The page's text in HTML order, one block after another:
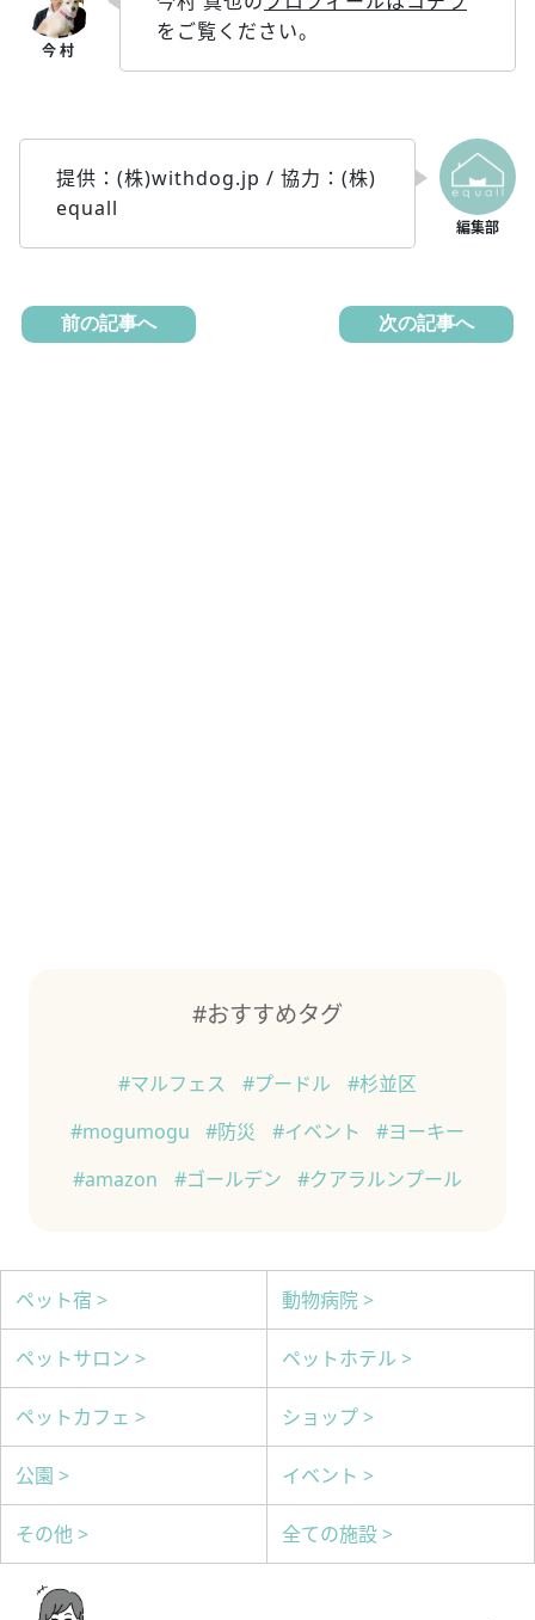
をご覧ください。
提供：(株)withdog.jp / 協力：(株)
equall
前の記事へ 次の記事へ
#おすすめタグ
#マルフェス #プードル
#杉並区
#mogumogu
#防災 #イベント
#ヨーキー
#amazon
#ゴールデン #クアラルンプール
ペット宿 > 動物病院 >
ペットサロン > ペットホテル >
ペットカフェ > ショップ >
公園 > イベント >
その他 > 全ての施設 >